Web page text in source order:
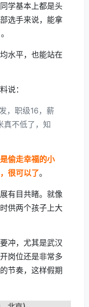
学基本上都是头
选手来说，能拿
水平，也能站在
说：
，职级16，薪
真不低了，知
偷走幸福的小
很可以了。
有目共睹。就像
供两个孩子上大
冲，尤其是武汉
岗位还是非常多
节奏，这样假期